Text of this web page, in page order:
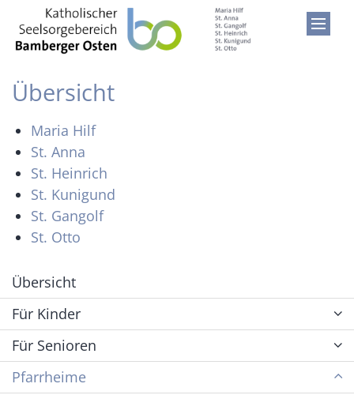
Zum Inhalt springen
Übersicht
Maria Hilf
St. Anna
St. Heinrich
St. Kunigund
St. Gangolf
St. Otto
Übersicht
Für Kinder
Für Senioren
Pfarrheime